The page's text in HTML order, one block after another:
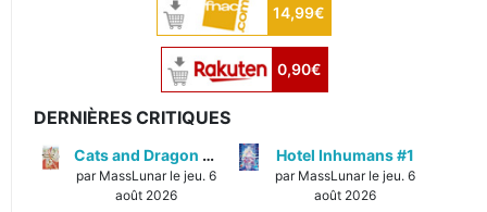
14,99€
0,90€
DERNIÈRES CRITIQUES
Cats and Dragon #3
par MassLunar le jeu. 6
août 2026
Hotel Inhumans #1
par MassLunar le jeu. 6
août 2026